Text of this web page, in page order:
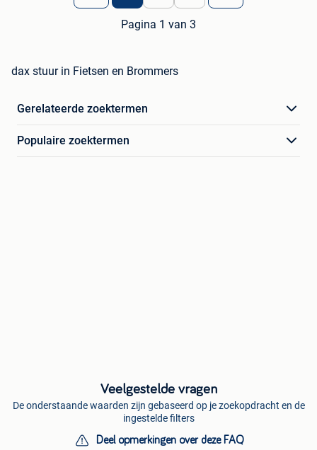
Pagina 1 van 3
dax stuur in Fietsen en Brommers
Gerelateerde zoektermen
Populaire zoektermen
Veelgestelde vragen
De onderstaande waarden zijn gebaseerd op je zoekopdracht en de
ingestelde filters
Deel opmerkingen over deze FAQ